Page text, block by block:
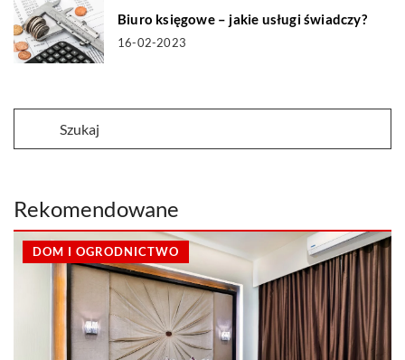
Biuro księgowe – jakie usługi świadczy?
16-02-2023
Rekomendowane
DOM I OGRODNICTWO